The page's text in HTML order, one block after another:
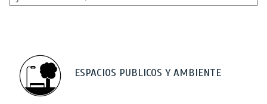
ESPACIOS PUBLICOS Y AMBIENTE